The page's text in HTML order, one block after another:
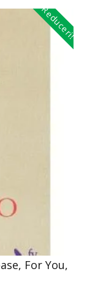
Reduceri!
For You,